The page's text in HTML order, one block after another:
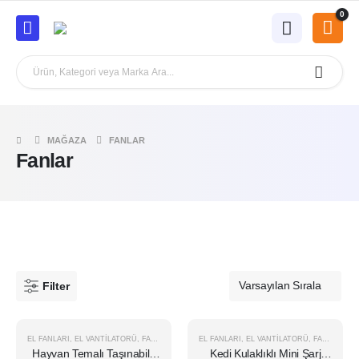
0
MAĞAZA FANLAR
Fanlar
Filter
ÖNE ÇIKAN
EL FANLARI EL VANTILATORÜ FANLAR
Hayvan Temalı Taşınabilir
ÖNE ÇIKAN
EL FANLARI EL VANTILATORÜ FANLAR
Kedi Kulaklıklı Mini Şarj